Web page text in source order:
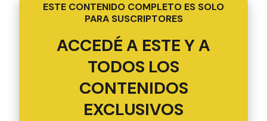
ESTE CONTENIDO COMPLETO ES SOLO
PARA SUSCRIPTORES
ACCEDÉ A ESTE Y A
TODOS LOS
CONTENIDOS
EXCLUSIVOS